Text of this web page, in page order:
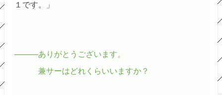
１です。」
―――ありがとうございます。
兼サーはどれくらいいますか？